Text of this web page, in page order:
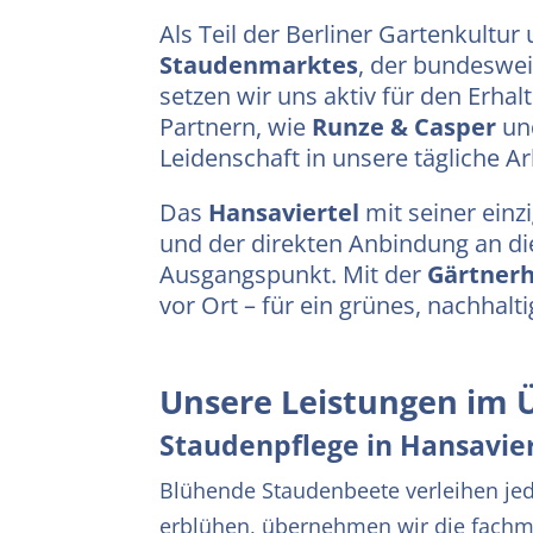
Als Teil der Berliner
Staudenmarktes, der
setzen wir uns aktiv für den
Partnern, wie Runze & Casper
Leidenschaft in unsere tägliche
Das Hansaviertel mit seiner
und der direkten Anbindung an
Ausgangspunkt. Mit der
vor Ort – für ein grünes,
Unsere Leistungen im
Staudenpflege in
Blühende Staudenbeete verleihen
erblühen, übernehmen wir die